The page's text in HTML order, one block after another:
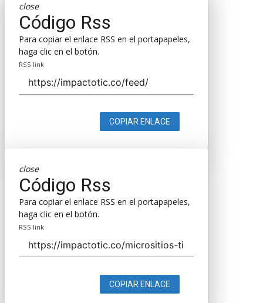
close
Código Rss
Para copiar el enlace RSS en el portapapeles,
haga clic en el botón.
RSS link
COPIAR ENLACE
close
Código Rss
Para copiar el enlace RSS en el portapapeles,
haga clic en el botón.
RSS link
COPIAR ENLACE